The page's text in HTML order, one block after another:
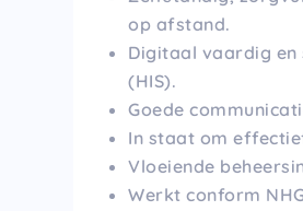
op afstand.
Digitaal vaardig en
(HIS).
Goede
In staat om
Vloeiende
Werkt conform